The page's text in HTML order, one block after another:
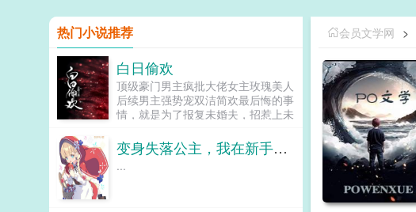
会员文学网 >
热门小说推荐
白日偷欢
顶级豪门男主疯批大佬女主玫瑰美人
后续男主强势宠双洁简欢最后悔的事
情，就是为了报复未婚夫，招惹上未
神容易送神难。一晌贪欢，两相纠
缠。娄二爷，这事儿得讲究你情我
愿。娄枭步步紧逼，在我这不管用，
变身失落公主，我在新手村卖核弹
...